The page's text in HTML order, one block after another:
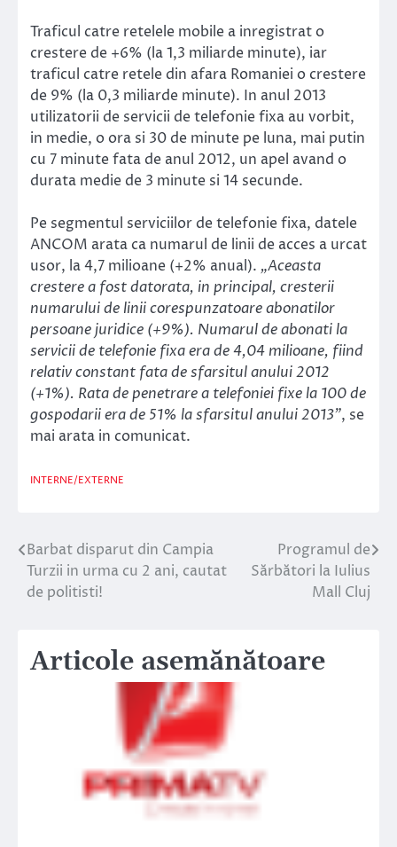
Traficul catre retelele mobile a inregistrat o
crestere de +6% (la 1,3 miliarde minute), iar
traficul catre retele din afara Romaniei o crestere
de 9% (la 0,3 miliarde minute). In anul 2013
utilizatorii de servicii de telefonie fixa au vorbit,
in medie, o ora si 30 de minute pe luna, mai putin
cu 7 minute fata de anul 2012, un apel avand o
durata medie de 3 minute si 14 secunde.
Pe segmentul serviciilor de telefonie fixa, datele
ANCOM arata ca numarul de linii de acces a urcat
usor, la 4,7 milioane (+2% anual). „Aceasta
crestere a fost datorata, in principal, cresterii
numarului de linii corespunzatoare abonatilor
persoane juridice (+9%). Numarul de abonati la
servicii de telefonie fixa era de 4,04 milioane, fiind
relativ constant fata de sfarsitul anului 2012
(+1%). Rata de penetrare a telefoniei fixe la 100 de
gospodarii era de 51% la sfarsitul anului 2013”, se
mai arata in comunicat.
INTERNE/EXTERNE
Navigare
în
Barbat disparut din Campia
Turzii in urma cu 2 ani, cautat
de politisti!
Programul de
Sărbători la Iulius
Mall Cluj
Articole asemănătoare